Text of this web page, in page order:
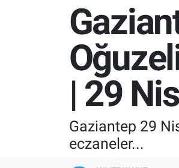
| 29
Gaziantep 29
eczaneler...